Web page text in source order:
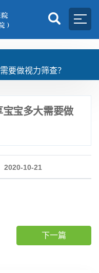
要做视力筛查？
宝多大需要做
2020-10-21
下一篇